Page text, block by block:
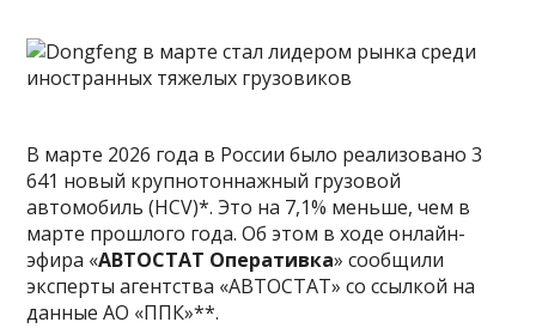
В марте 2026 года в России было реализовано 3
641 новый крупнотоннажный грузовой
автомобиль (HCV)*. Это на 7,1% меньше, чем в
марте прошлого года. Об этом в ходе онлайн-
эфира «АВТОСТАТ Оперативка» сообщили
эксперты агентства «АВТОСТАТ» со ссылкой на
данные АО «ППК»**.